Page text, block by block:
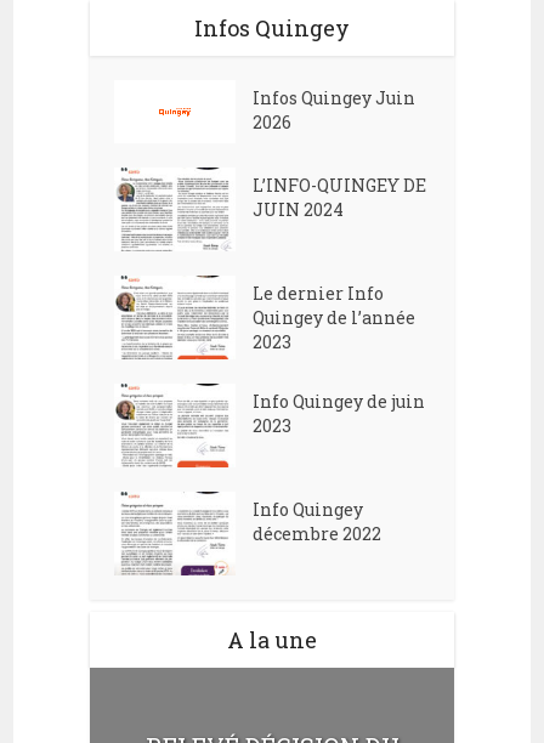
Infos Quingey
Infos Quingey Juin
2026
L’INFO-QUINGEY DE
JUIN 2024
Le dernier Info
Quingey de l’année
2023
Info Quingey de juin
2023
Info Quingey
décembre 2022
A la une